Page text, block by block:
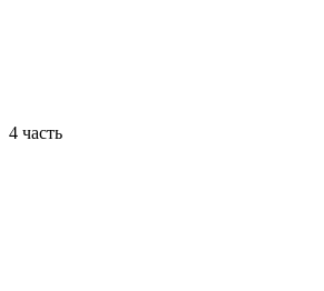
4 часть